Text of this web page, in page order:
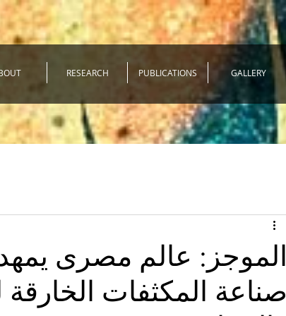
RESEARCH PUBLICATIONS GALLERY
الموجز: عالم مصرى
صناعة المكثفات